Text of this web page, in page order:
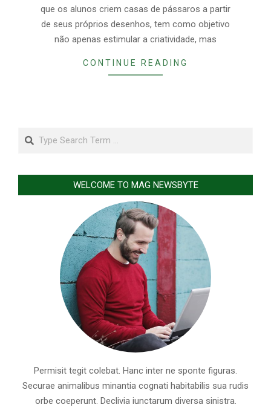
que os alunos criem casas de pássaros a partir
de seus próprios desenhos, tem como objetivo
não apenas estimular a criatividade, mas
CONTINUE READING
Search
WELCOME TO MAG NEWSBYTE
Permisit tegit colebat. Hanc inter ne sponte figuras.
Securae animalibus minantia cognati habitabilis sua rudis
orbe coeperunt. Declivia iunctarum diversa sinistra.